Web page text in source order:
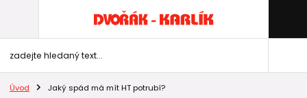
Úvod Jaký spád má mít HT potrubí?